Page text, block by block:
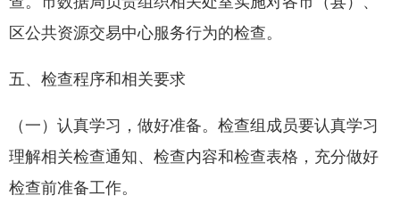
区公共资源交易中心服务行为的检查。
五、检查程序和相关要求
（一）认真学习，做好准备。检查组成员要认真学习
理解相关检查通知、检查内容和检查表格，充分做好
检查前准备工作。